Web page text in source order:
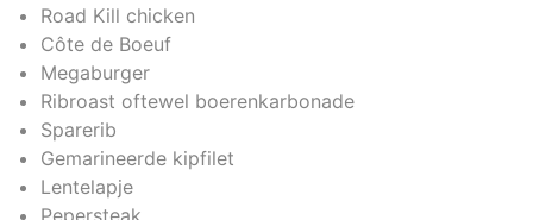
Road Kill chicken
Côte de Boeuf
Megaburger
Ribroast oftewel boerenkarbonade
Sparerib
Gemarineerde kipfilet
Lentelapje
Pepersteak